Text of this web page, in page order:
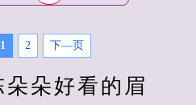
1 2 下—页
朵好看的眉